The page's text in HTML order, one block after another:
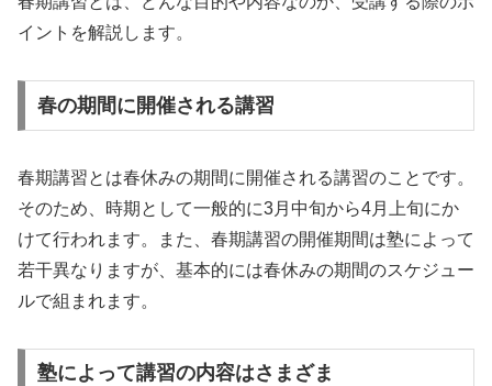
イントを解説します。
春の期間に開催される講習
春期講習とは春休みの期間に開催される講習のことです。
そのため、時期として一般的に3月中旬から4月上旬にか
けて行われます。また、春期講習の開催期間は塾によって
若干異なりますが、基本的には春休みの期間のスケジュー
ルで組まれます。
塾によって講習の内容はさまざま